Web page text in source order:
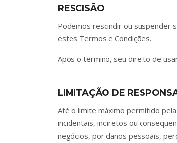
RESCISÃO
Podemos rescindir ou suspender
estes Termos e Condições.
Após o término, seu direito de
LIMITAÇÃO DE
Até o limite máximo permitido
incidentais, indiretos ou
negócios, por danos pessoais,